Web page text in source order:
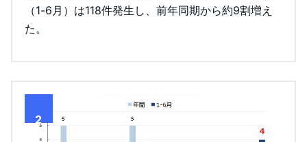
（1-6月）は118件発生し、前年同期から約9割増え
た。
2